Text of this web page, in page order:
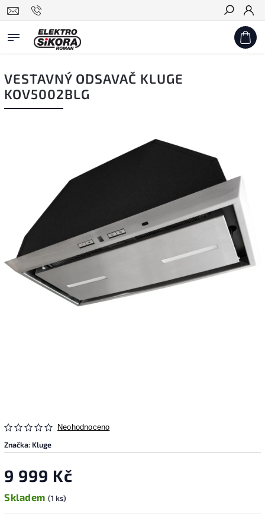
Hledat
VESTAVNÝ ODSAVAČ KLUGE
KOV5002BLG
Neohodnoceno
Značka: Kluge
9 999 Kč
Skladem (1 ks)